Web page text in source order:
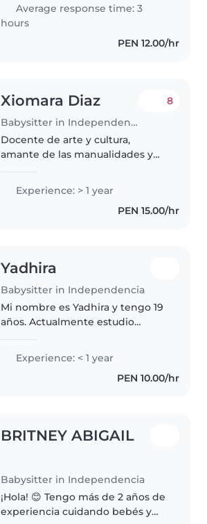
agradable, me gusta el trabajar
con niños ya..
Average response time: 3
hours
PEN 12.00/hr
Xiomara Diaz
Babysitter in Independencia
8
Docente de arte y cultura,
amante de las manualidades y
emplear mediante diferentes
actividades artísticas sus
conocimientos, destrezas y
Experience: > 1 year
PEN 15.00/hr
Yadhira
Babysitter in Independencia
Mi nombre es Yadhira y tengo 19
años. Actualmente estudio
Internacionales en la UCH
.Ofrezco mis servicios como
niñera. Cuento con 1 año de
Experience: < 1 year
PEN 10.00/hr
BRITNEY ABIGAIL
Babysitter in Independencia
¡Hola! 😊 Tengo más de 2 años de
experiencia cuidando bebés y